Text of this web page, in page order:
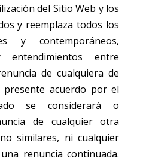
del Sitio Web y los
y reemplaza todos los
y contemporáneos,
entendimientos entre
de cualquiera de
presente acuerdo por el
se considerará o
de cualquier otra
similares, ni cualquier
renuncia continuada.